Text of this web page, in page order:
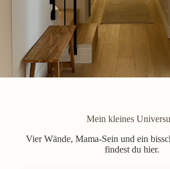
Mein kleines
Vier Wände, Mama-Sein und ein
findest du hier.